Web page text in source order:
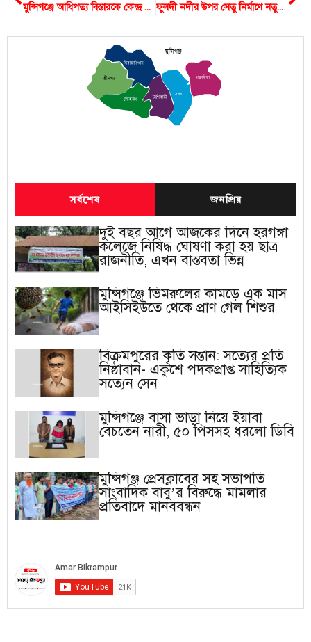
মুন্সিগঞ্জে আধিপত্য বিস্তারকে কেন্দ্র করে টেঁটা যুদ্ধ, আহত অন্তত ৭
ফুলদী নদীর উপর সেতু নির্মাণে নতুন আশার আলো, পরিদর্শনে এলেন সড়ক প্রতিমন্ত্রী
শ্রীনগর
সিরাজদিখান
টংগিবাড়ী
সদর
গজারিয়া
লৌহজং
মুন্সিগঞ্জ
সর্বশেষ জনপ্রিয়
দুই বছর আগে আজকের দিনে হরগঙ্গা
কলেজে নিষিদ্ধ ঘোষণা করা হয় ছাত্র
রাজনীতি, এখন বাস্তবতা ভিন্ন
মুন্সিগঞ্জে ভিমরুলের কামড়ে এক মাস
আইসিইউতে থেকে প্রাণ গেল শিশুর
বিক্রমপুরের কৃতি সন্তান: সত্যের প্রতি
নিষ্ঠাবান- একুশে পদকপ্রাপ্ত সাহিত্যিক
সত্যেন সেন
মুন্সিগঞ্জে বাসা ভাড়া নিয়ে ইয়াবা
বেচতেন নারী, ৫০ পিসসহ ধরলো ডিবি
মুন্সিগঞ্জ প্রেসক্লাবের সহ সভাপতি
সাংবাদিক বাবু’র বিরুদ্ধে মামলার
প্রতিবাদে মানববন্ধন